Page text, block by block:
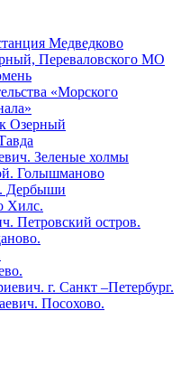
Медведково
Переваловского МО
«Морского
Озерный
Зеленые холмы
Голышманово
Дербыши
Хилс.
Петровский остров.
г. Санкт –Петербург.
Посохово.